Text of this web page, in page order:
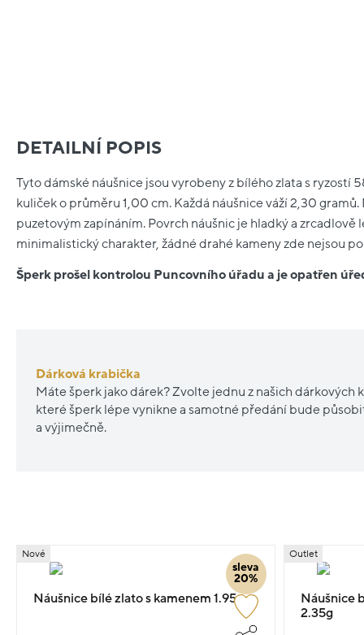
DETAILNÍ POPIS
Tyto dámské náušnice jsou vyrobeny z bílého zlata s ryzostí
kuliček o průměru 1,00 cm. Každá náušnice váží 2,30
puzetovým zapínáním. Povrch náušnic je hladký a zrcadlově
minimalistický charakter, žádné drahé kameny zde nejsou
Šperk prošel kontrolou Puncovního úřadu a je opatřen
Dárková krabička
Máte šperk jako dárek? Zvolte jednu z našich dárkových
které šperk lépe vynikne a samotné předání bude
a výjimečně.
sleva
20%
Nové
Náušnice bílé zlato s kamenem 1.95g
Outlet
Náušnice
2.35g